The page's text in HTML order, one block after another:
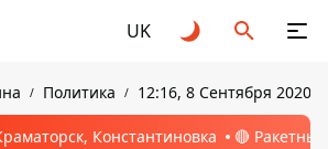
UK
Политика 12:16, 8 Сентября 2020
Константиновка 🔴